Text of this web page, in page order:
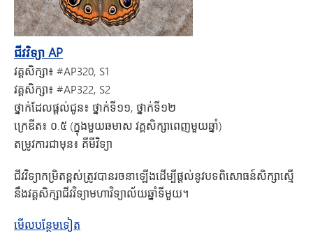
ជីវវិទ្យា AP
វគ្គសិក្សា៖ #AP320, S1
វគ្គសិក្សា៖ #AP322, S2
ថ្នាក់ដែលផ្តល់ជូន៖ ថ្នាក់ទី១១, ថ្នាក់ទី១២
ក្រេឌីត៖ ០.៥ (ក្នុងមួយឆមាស វគ្គសិក្សាពេញមួយឆ្នាំ)
តម្រូវការជាមុន៖ គីមីវិទ្យា
ជីវវិទ្យាកម្រិតខ្ពស់ត្រូវបានរចនាឡើងដើម្បីផ្តល់នូវបទពិសោធន៍សិក្សាស្មើ
នឹងវគ្គសិក្សាជីវវិទ្យាមហាវិទ្យាល័យឆ្នាំទីមួយ។
មើល​បន្ថែមទៀត